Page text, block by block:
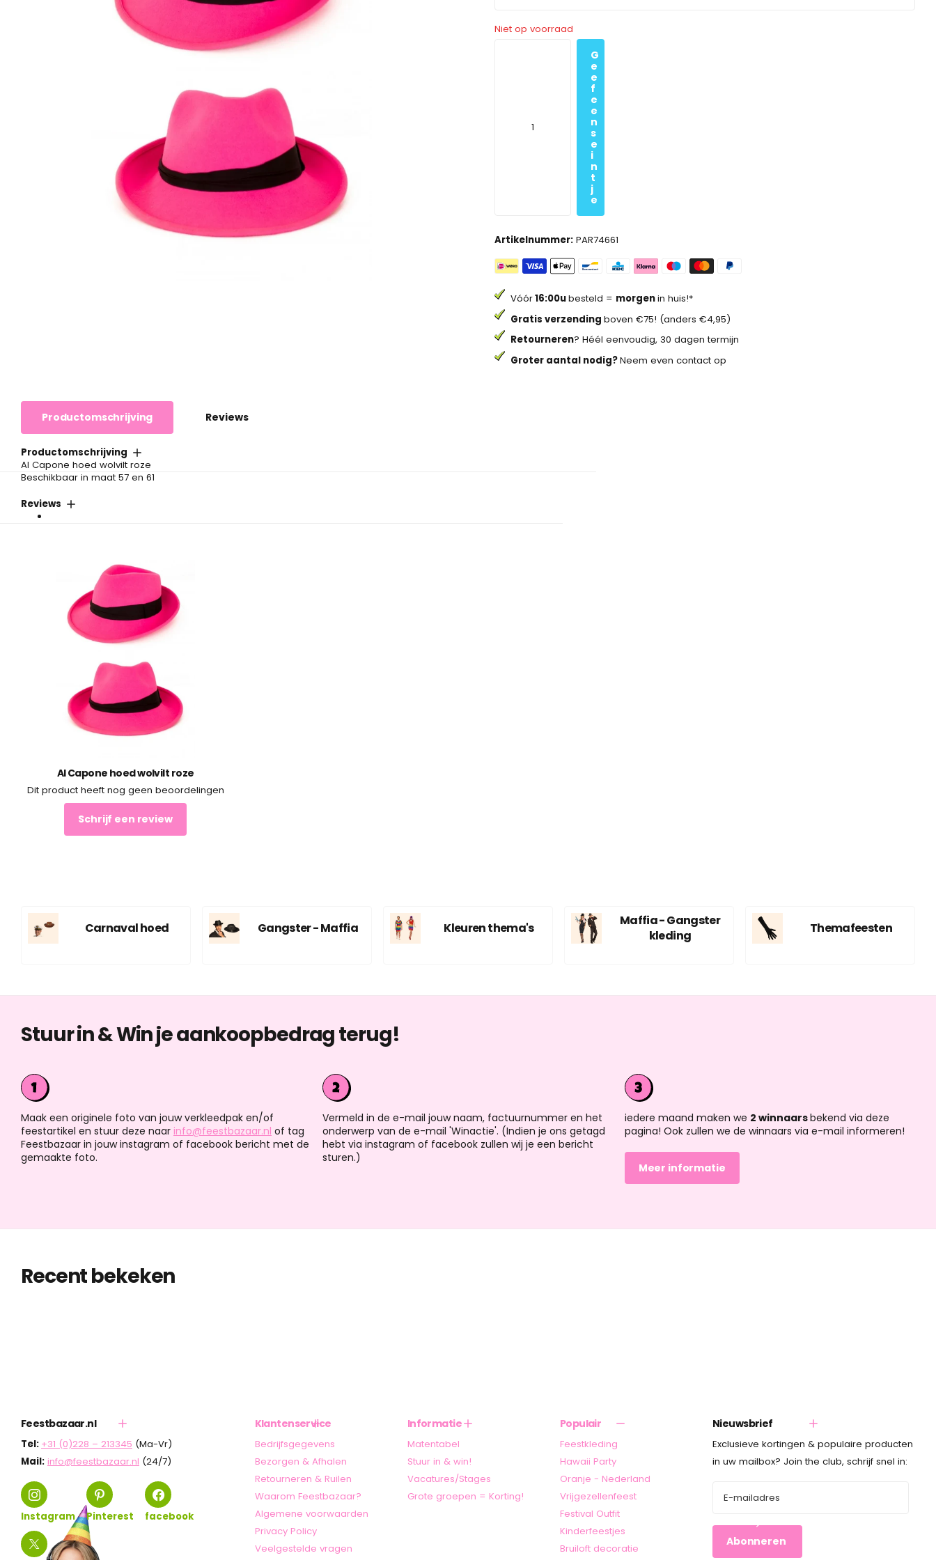
Niet op voorraad
G
e
e
f
e
e
n
s
e
i
n
t
j
e
Artikelnummer:PAR74661
Vóór16:00ubesteld = morgenin huis!*
Gratis verzending boven €75! (anders €4,95)
Retourneren? Héél eenvoudig, 30 dagen termijn
Groter aantal nodig?Neem even contact op
Productomschrijving Reviews
Productomschrijving
Al Capone hoed wolvilt roze
Beschikbaar in maat 57 en 61
Reviews
Al Capone hoed wolvilt roze
Dit product heeft nog geen beoordelingen
Schrijf een review
Carnaval hoed Gangster - Maffia Kleuren thema's
Maffia - Gangster
kleding
Themafeesten
Stuur in & Win je aankoopbedrag terug!
Maak een originele foto van jouw verkleedpak en/of
feestartikel en stuur deze naar info@feestbazaar.nl of tag
Feestbazaar in jouw instagram of facebook bericht met de
gemaakte foto.
Vermeld in de e-mail jouw naam, factuurnummer en het
onderwerp van de e-mail 'Winactie'. (Indien je ons getagd
hebt via instagram of facebook zullen wij je een bericht
sturen.)
iedere maand maken we 2 winnaarsbekend via deze
pagina! Ook zullen we de winnaars via e-mail informeren!
Meer informatie
Recent bekeken
Feestbazaar.nl
Tel: +31 (0)228 – 213345 (Ma-Vr)
Mail: info@feestbazaar.nl (24/7)
Instagram Pinterest facebook
Klantenservice
Bedrijfsgegevens
Bezorgen & Afhalen
Retourneren & Ruilen
Waarom Feestbazaar?
Algemene voorwaarden
Privacy Policy
Veelgestelde vragen
Informatie
Matentabel
Stuur in & win!
Vacatures/Stages
Grote groepen = Korting!
Populair
Feestkleding
Hawaii Party
Oranje - Nederland
Vrijgezellenfeest
Festival Outfit
Kinderfeestjes
Bruiloft decoratie
Nieuwsbrief
Exclusieve kortingen & populaire producten
in uw mailbox? Join the club, schrijf snel in:
Abonneren